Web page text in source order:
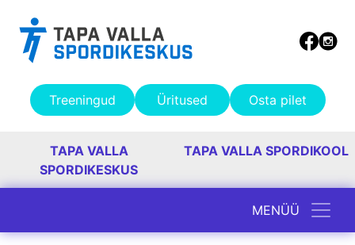
Treeningud Üritused Osta pilet
TAPA VALLA
SPORDIKESKUS
TAPA VALLA SPORDIKOOL
Peamine navigatsioon
MENÜÜ